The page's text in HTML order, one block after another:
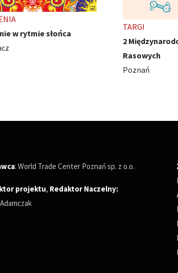
Wystawy Psów
WYDARZENIA
Ivest Cuffs
Poznań
: World Trade Center Poznań sp. z o.o.
projektu, Redaktor Naczelny: